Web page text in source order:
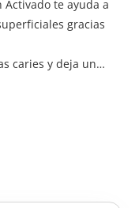
Activado te ayuda a
gracias
caries y deja un